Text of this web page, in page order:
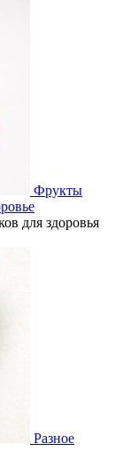
Фрукты
для здоровья
Разное